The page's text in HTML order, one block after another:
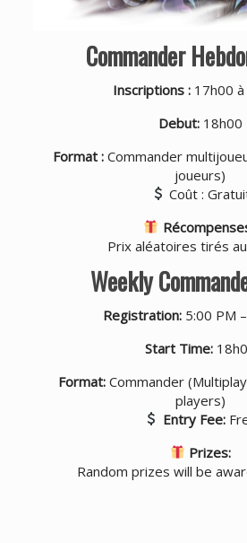
Commander
Inscriptions : 17h00
Debut:18h00
Format :Commander
joueurs)
Coût :
Prix aléatoires tirés
Weekly
Registration:5:00 PM
Start Time:
Format: Commander
players)
Entry Fee:
Prizes:
Random prizes will be